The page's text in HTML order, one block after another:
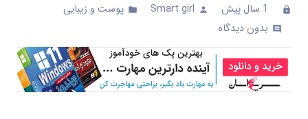
clock 1 سال پیش person
Smart girl
folder پوست و زیبایی
comments بدون دیدگاه